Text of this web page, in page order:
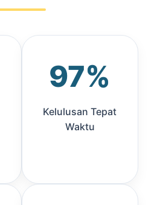
97%
Kelulusan Tepat
Waktu